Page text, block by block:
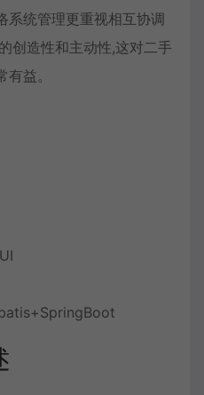
系统管理更重视相互协调
创造性和主动性,这对二手
益。